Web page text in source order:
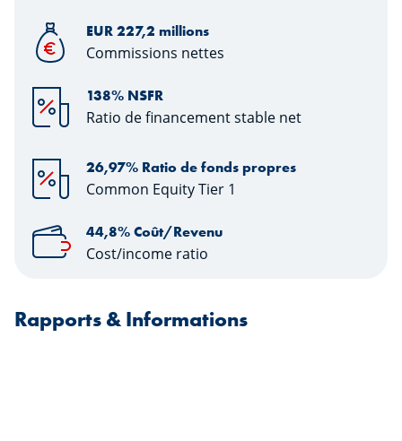
EUR 227,2 millions
Commissions nettes
138% NSFR
Ratio de financement stable net
26,97% Ratio de fonds propres
Common Equity Tier 1
44,8% Coût/Revenu
Cost/income ratio
Rapports & Informations